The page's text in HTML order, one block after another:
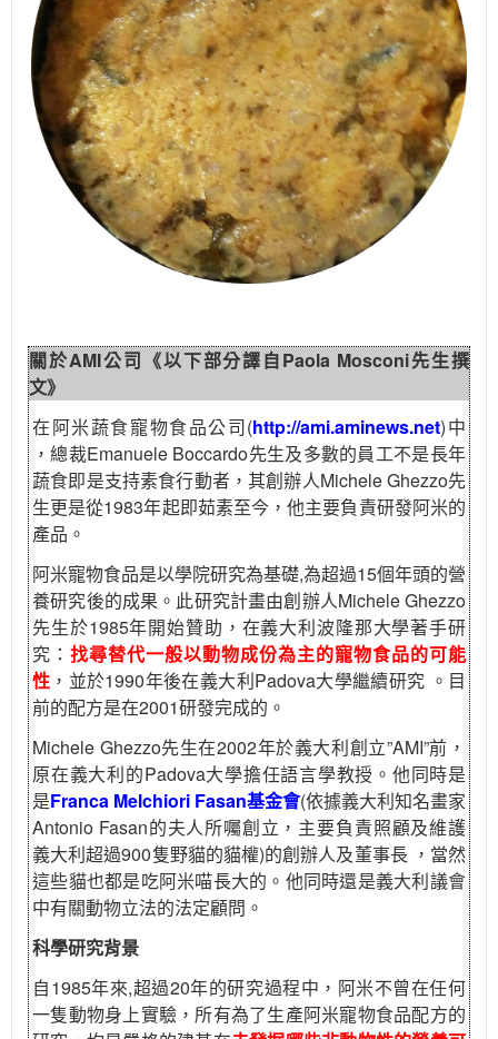
關於AMI公司《以下部分譯自Paola Mosconi先生撰
文》
在阿米蔬食寵物食品公司(http://ami.aminews.net)中
，總裁Emanuele Boccardo先生及多數的員工不是長年
蔬食即是支持素食行動者，其創辦人Michele Ghezzo先
生更是從1983年起即茹素至今，他主要負責研發阿米的
產品。
阿米寵物食品是以學院研究為基礎,為超過15個年頭的營
養研究後的成果。此研究計畫由創辦人Michele Ghezzo
先生於1985年開始贊助，在義大利波隆那大學著手研
究： 找尋替代一般以動物成份為主的寵物食品的可能
性 ，並於1990年後在義大利Padova大學繼續研究 。目
前的配方是在2001研發完成的。
Michele Ghezzo先生在2002年於義大利創立”AMI”前，
原在義大利的Padova大學擔任語言學教授。他同時是
是Franca Melchiori Fasan基金會(依據義大利知名畫家
Antonio Fasan的夫人所囑創立，主要負責照顧及維護
義大利超過900隻野貓的貓權)的創辦人及董事長 ，當然
這些貓也都是吃阿米喵長大的。他同時還是義大利議會
中有關動物立法的法定顧問。
科學研究背景
自1985年來,超過20年的研究過程中，阿米不曾在任何
一隻動物身上實驗，所有為了生產阿米寵物食品配方的